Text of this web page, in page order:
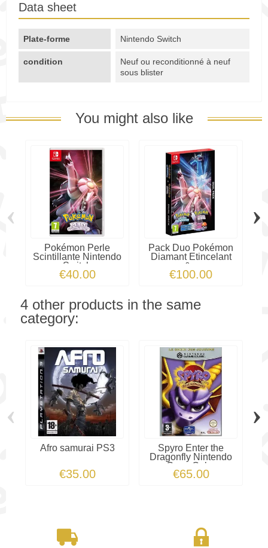
Data sheet
Plate-forme Nintendo Switch
condition
Neuf ou reconditionné à neuf
sous blister
You might also like
Pokémon Perle
Scintillante Nintendo
Switch
€40.00
Pack Duo Pokémon
Diamant Etincelant
&...
€100.00
‹ ›
4 other products in the same
category:
Afro samurai PS3
€35.00
Spyro Enter the
Dragonfly Nintendo
GameCube
€65.00
‹ ›